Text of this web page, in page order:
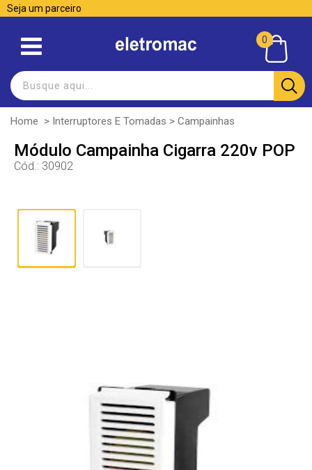
Seja um parceiro
0
Home > Interruptores E Tomadas > Campainhas
Módulo Campainha Cigarra 220v POP
Cód.: 30902